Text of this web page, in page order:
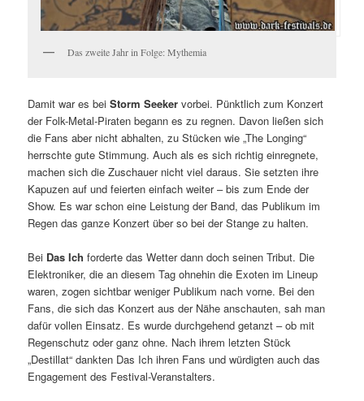
Das zweite Jahr in Folge: Mythemia
Damit war es beiStorm Seeker vorbei. Pünktlich zum Konzert
der Folk-Metal-Piraten begann es zu regnen. Davon ließen sich
die Fans aber nicht abhalten, zu Stücken wie „The Longing“
herrschte gute Stimmung. Auch als es sich richtig einregnete,
machen sich die Zuschauer nicht viel daraus. Sie setzten ihre
Kapuzen auf und feierten einfach weiter – bis zum Ende der
Show. Es war schon eine Leistung der Band, das Publikum im
Regen das ganze Konzert über so bei der Stange zu halten.
Bei Das Ich forderte das Wetter dann doch seinen Tribut. Die
Elektroniker, die an diesem Tag ohnehin die Exoten im Lineup
waren, zogen sichtbar weniger Publikum nach vorne. Bei den
Fans, die sich das Konzert aus der Nähe anschauten, sah man
dafür vollen Einsatz. Es wurde durchgehend getanzt – ob mit
Regenschutz oder ganz ohne. Nach ihrem letzten Stück
„Destillat“ dankten Das Ich ihren Fans und würdigten auch das
Engagement des Festival-Veranstalters.